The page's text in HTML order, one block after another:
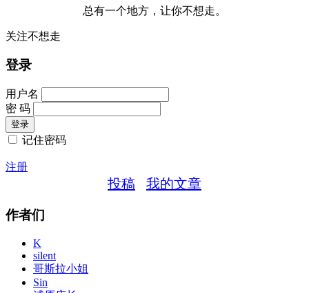
总有一个地方，让你不想走。
关注不想走
登录
用户名
密 码
记住密码
注册
投稿 我的文章
作者们
K
silent
哥斯拉小姐
Sin